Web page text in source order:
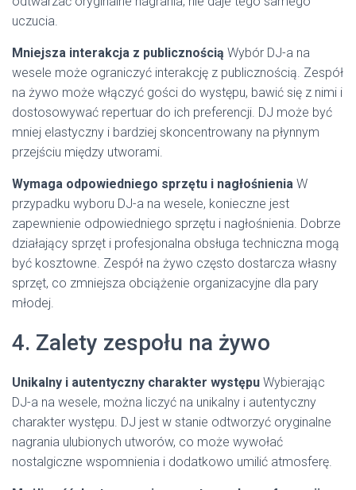
uczucia.
Mniejsza interakcja z publicznością Wybór DJ-a na
wesele może ograniczyć interakcję z publicznością. Zespół
na żywo może włączyć gości do występu, bawić się z nimi i
dostosowywać repertuar do ich preferencji. DJ może być
mniej elastyczny i bardziej skoncentrowany na płynnym
przejściu między utworami.
Wymaga odpowiedniego sprzętu i nagłośnienia W
przypadku wyboru DJ-a na wesele, konieczne jest
zapewnienie odpowiedniego sprzętu i nagłośnienia. Dobrze
działający sprzęt i profesjonalna obsługa techniczna mogą
być kosztowne. Zespół na żywo często dostarcza własny
sprzęt, co zmniejsza obciążenie organizacyjne dla pary
młodej.
4. Zalety zespołu na żywo
Unikalny i autentyczny charakter występu Wybierając
DJ-a na wesele, można liczyć na unikalny i autentyczny
charakter występu. DJ jest w stanie odtworzyć oryginalne
nagrania ulubionych utworów, co może wywołać
nostalgiczne wspomnienia i dodatkowo umilić atmosferę.